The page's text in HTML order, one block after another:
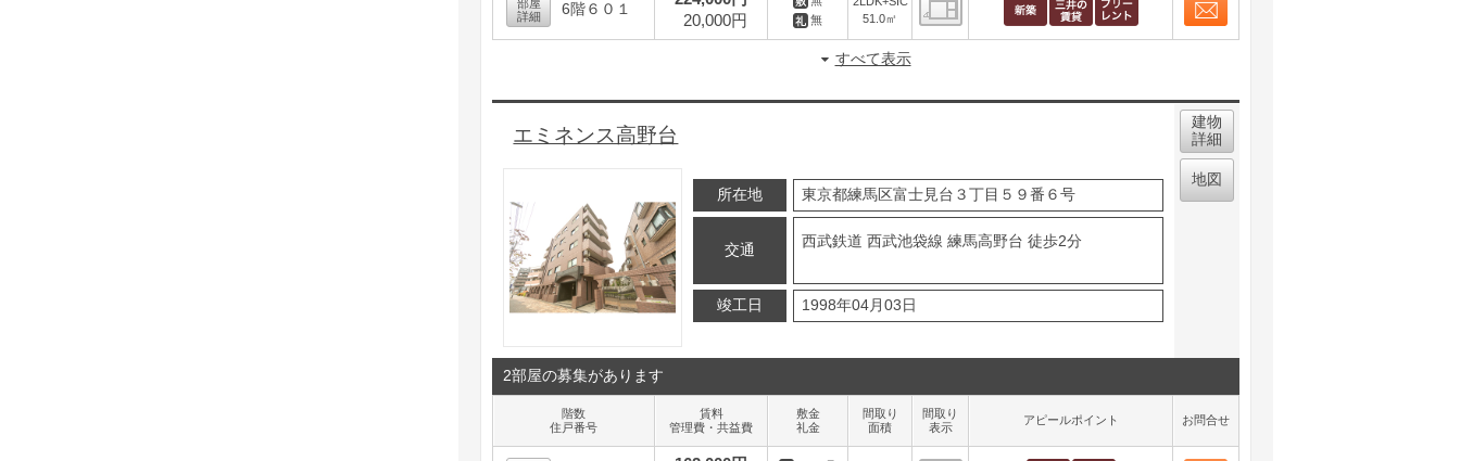
部屋
詳細
6階６０１
20,000円
無
51.0㎡
間取り表示
すべて表示
エミネンス高野台
所在地 東京都練馬区富士見台３丁目５９番６号
交通
西武鉄道 西武池袋線 練馬高野台 徒歩2分
竣工日 1998年04月03日
建物
詳細
地図
2部屋の募集があります
階数
住戸番号
賃料
管理費・共益費
敷金
礼金
間取り
面積
間取り
表示
アピールポイント お問合せ